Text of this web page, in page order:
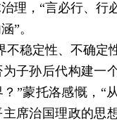
理，“言必行、行
”。
不稳定性、不确定
子孙后代构建一
”蒙托洛感慨，“
席治国理政的思